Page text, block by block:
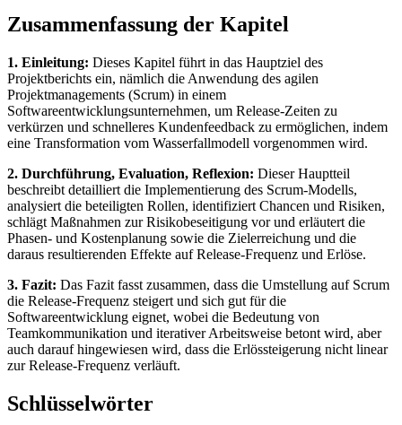
Zusammenfassung der Kapitel
1. Einleitung: Dieses Kapitel führt in das Hauptziel des
Projektberichts ein, nämlich die Anwendung des agilen
Projektmanagements (Scrum) in einem
Softwareentwicklungsunternehmen, um Release-Zeiten zu
verkürzen und schnelleres Kundenfeedback zu ermöglichen, indem
eine Transformation vom Wasserfallmodell vorgenommen wird.
2. Durchführung, Evaluation, Reflexion: Dieser Hauptteil
beschreibt detailliert die Implementierung des Scrum-Modells,
analysiert die beteiligten Rollen, identifiziert Chancen und Risiken,
schlägt Maßnahmen zur Risikobeseitigung vor und erläutert die
Phasen- und Kostenplanung sowie die Zielerreichung und die
daraus resultierenden Effekte auf Release-Frequenz und Erlöse.
3. Fazit: Das Fazit fasst zusammen, dass die Umstellung auf Scrum
die Release-Frequenz steigert und sich gut für die
Softwareentwicklung eignet, wobei die Bedeutung von
Teamkommunikation und iterativer Arbeitsweise betont wird, aber
auch darauf hingewiesen wird, dass die Erlössteigerung nicht linear
zur Release-Frequenz verläuft.
Schlüsselwörter